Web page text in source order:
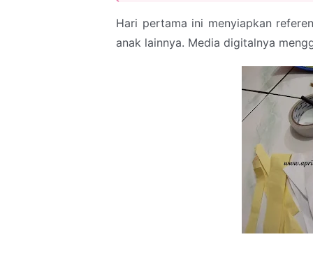
Hari pertama ini menyiapkan
anak lainnya. Media digitalnya